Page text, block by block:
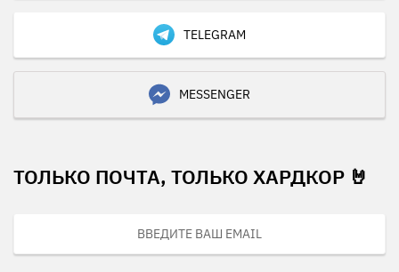
TELEGRAM
MESSENGER
ТОЛЬКО ПОЧТА, ТОЛЬКО ХАРДКОР 🤘